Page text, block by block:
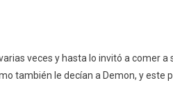
veces y hasta lo invitó a comer a
también le decían a Demon, y este